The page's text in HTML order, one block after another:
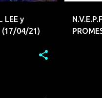
LEE y
(17/04/21)